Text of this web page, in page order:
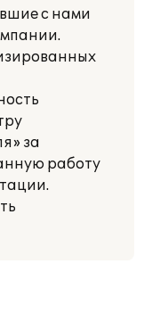
с нами
за
работу